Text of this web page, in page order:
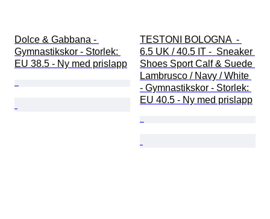
Dolce & Gabbana -
Gymnastikskor - Storlek:
EU 38.5 - Ny med prislapp
TESTONI BOLOGNA  -
6.5 UK / 40.5 IT -  Sneaker
Shoes Sport Calf & Suede
Lambrusco / Navy / White
- Gymnastikskor - Storlek:
EU 40.5 - Ny med prislapp